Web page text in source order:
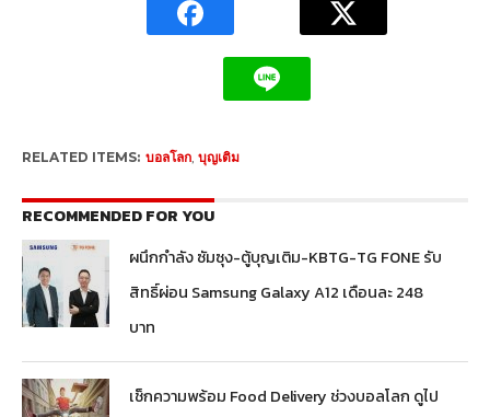
RELATED ITEMS: บอลโลก, บุญเติม
RECOMMENDED FOR YOU
ผนึกกำลัง ซัมซุง-ตู้บุญเติม-KBTG-TG FONE รับ
สิทธิ์ผ่อน Samsung Galaxy A12 เดือนละ 248
บาท
เช็กความพร้อม Food Delivery ช่วงบอลโลก ดูไป